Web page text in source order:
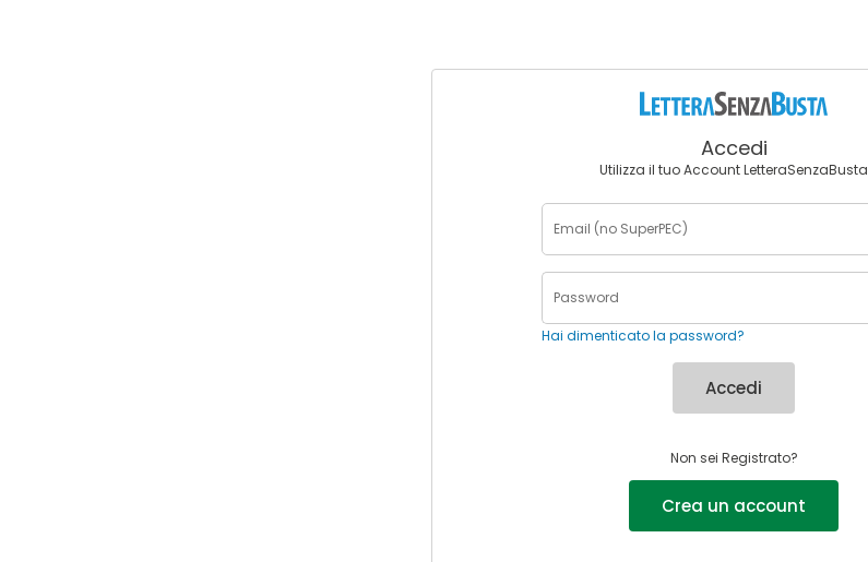
Accedi
Utilizza il tuo Account LetteraSenzaBusta
Hai dimenticato la password?
Accedi
Non sei Registrato?
Crea un account